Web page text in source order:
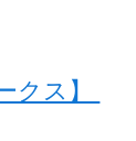
クス】